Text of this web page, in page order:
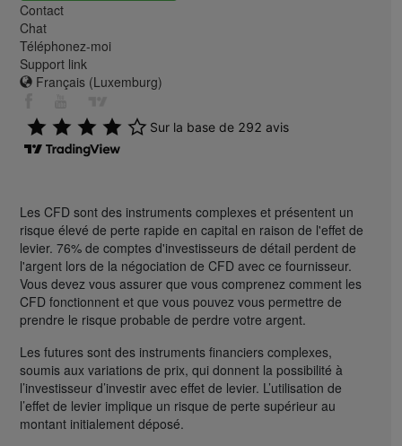
Contact
Chat
Téléphonez-moi
Support link
Français (Luxemburg)
Les CFD sont des instruments complexes et présentent un
risque élevé de perte rapide en capital en raison de l'effet de
levier. 76% de comptes d'investisseurs de détail perdent de
l'argent lors de la négociation de CFD avec ce fournisseur.
Vous devez vous assurer que vous comprenez comment les
CFD fonctionnent et que vous pouvez vous permettre de
prendre le risque probable de perdre votre argent.
Les futures sont des instruments financiers complexes,
soumis aux variations de prix, qui donnent la possibilité à
l’investisseur d’investir avec effet de levier. L’utilisation de
l’effet de levier implique un risque de perte supérieur au
montant initialement déposé.